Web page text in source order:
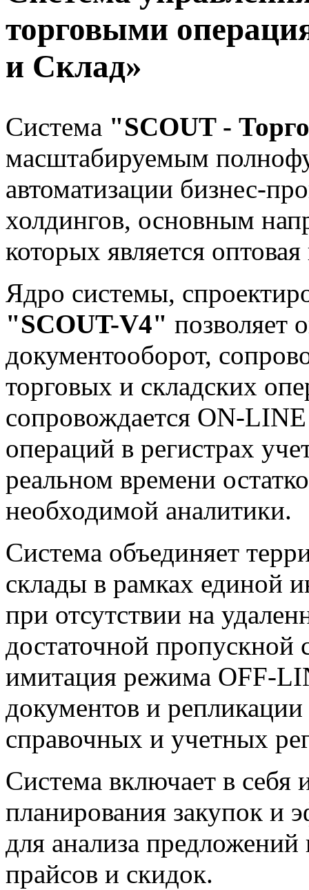
торговыми
и Склад»
Система "SCOUT -
масштабируемым
автоматизации бизнес-
холдингов, основным
которых является
Ядро системы,
"SCOUT-V4" позволяет
документооборот,
торговых и складских
сопровождается ON-
операций в регистрах
реальном времени
необходимой аналитики.
Система объединяет
склады в рамках единой
при отсутствии на
достаточной пропускной
имитация режима OFF-
документов и
справочных и учетных
Система включает в себя
планирования закупок и
для анализа
прайсов и скидок.